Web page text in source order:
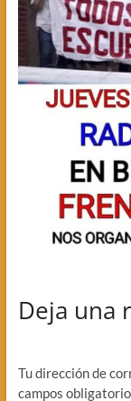
Deja una
Tu dirección de
campos